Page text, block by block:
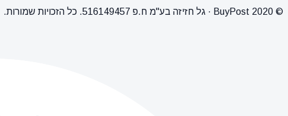
© 2020 BuyPost · גל חזיזה בע"מ ח.פ 516149457. כל הזכויות שמורות.